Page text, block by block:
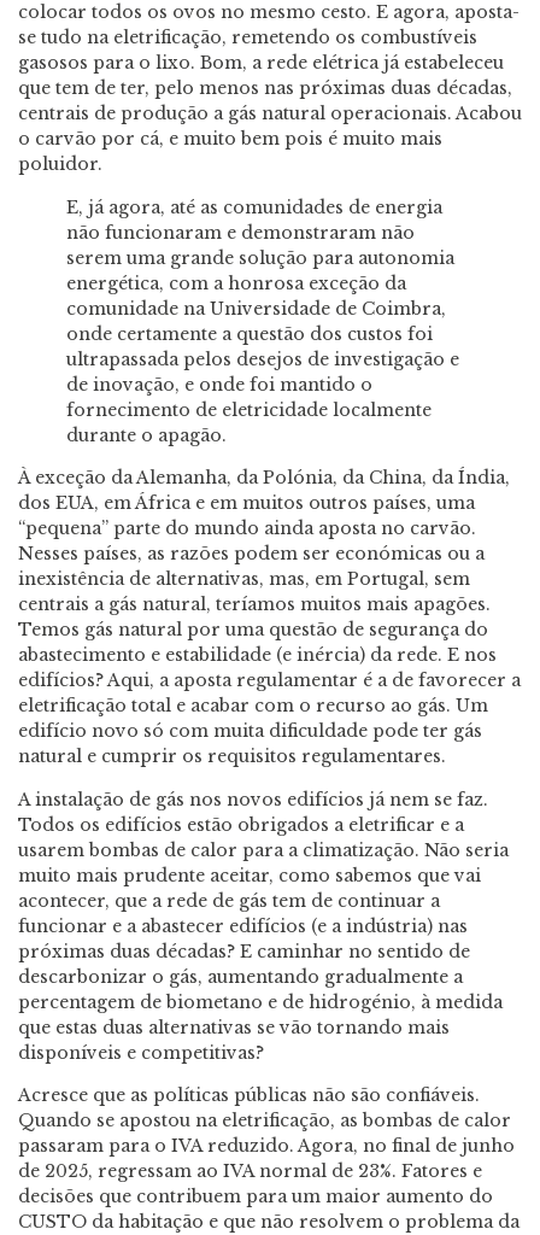
colocar todos os ovos no mesmo cesto. E agora, aposta-
se tudo na eletrificação, remetendo os combustíveis
gasosos para o lixo. Bom, a rede elétrica já estabeleceu
que tem de ter, pelo menos nas próximas duas décadas,
centrais de produção a gás natural operacionais. Acabou
o carvão por cá, e muito bem pois é muito mais
poluidor.
E, já agora, até as comunidades de energia
não funcionaram e demonstraram não
serem uma grande solução para autonomia
energética, com a honrosa exceção da
comunidade na Universidade de Coimbra,
onde certamente a questão dos custos foi
ultrapassada pelos desejos de investigação e
de inovação, e onde foi mantido o
fornecimento de eletricidade localmente
durante o apagão.
À exceção da Alemanha, da Polónia, da China, da Índia,
dos EUA, em África e em muitos outros países, uma
“pequena” parte do mundo ainda aposta no carvão.
Nesses países, as razões podem ser económicas ou a
inexistência de alternativas, mas, em Portugal, sem
centrais a gás natural, teríamos muitos mais apagões.
Temos gás natural por uma questão de segurança do
abastecimento e estabilidade (e inércia) da rede. E nos
edifícios? Aqui, a aposta regulamentar é a de favorecer a
eletrificação total e acabar com o recurso ao gás. Um
edifício novo só com muita dificuldade pode ter gás
natural e cumprir os requisitos regulamentares.
A instalação de gás nos novos edifícios já nem se faz.
Todos os edifícios estão obrigados a eletrificar e a
usarem bombas de calor para a climatização. Não seria
muito mais prudente aceitar, como sabemos que vai
acontecer, que a rede de gás tem de continuar a
funcionar e a abastecer edifícios (e a indústria) nas
próximas duas décadas? E caminhar no sentido de
descarbonizar o gás, aumentando gradualmente a
percentagem de biometano e de hidrogénio, à medida
que estas duas alternativas se vão tornando mais
disponíveis e competitivas?
Acresce que as políticas públicas não são confiáveis.
Quando se apostou na eletrificação, as bombas de calor
passaram para o IVA reduzido. Agora, no final de junho
de 2025, regressam ao IVA normal de 23%. Fatores e
decisões que contribuem para um maior aumento do
CUSTO da habitação e que não resolvem o problema da